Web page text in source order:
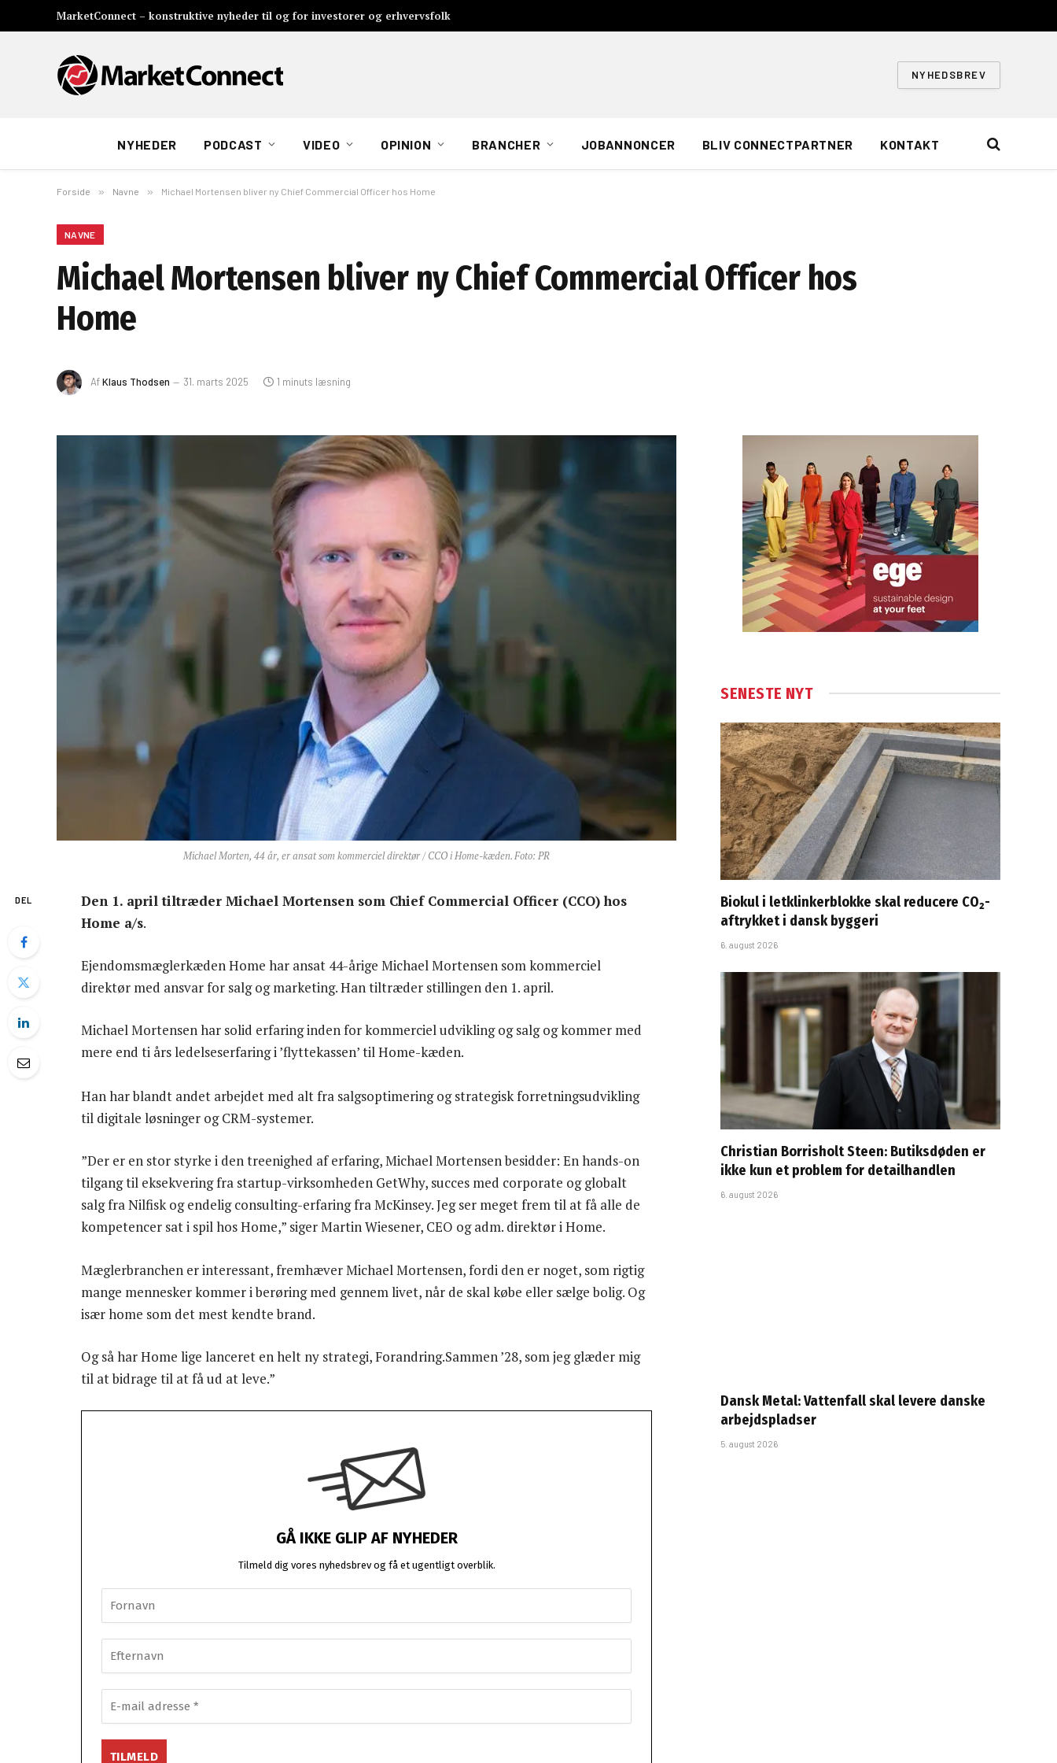
MarketConnect – konstruktive nyheder til og for investorer og erhvervsfolk
NYHEDSBREV
NYHEDER PODCAST VIDEO OPINION BRANCHER JOBANNONCER BLIV CONNECTPARTNER KONTAKT
Forside » Navne » Michael Mortensen bliver ny Chief Commercial Officer hos Home
NAVNE
Michael Mortensen bliver ny Chief Commercial Officer hos
Home
AfKlaus Thodsen 31. marts 2025 1 minuts læsning
Michael Morten, 44 år, er ansat som kommerciel direktør / CCO i Home-kæden. Foto: PR
DEL
Den 1. april tiltræder Michael Mortensen som Chief Commercial Officer (CCO) hos
Home a/s.
Ejendomsmæglerkæden Home har ansat 44-årige Michael Mortensen som kommerciel
direktør med ansvar for salg og marketing. Han tiltræder stillingen den 1. april.
Michael Mortensen har solid erfaring inden for kommerciel udvikling og salg og kommer med
mere end ti års ledelseserfaring i ’flyttekassen’ til Home-kæden.
Han har blandt andet arbejdet med alt fra salgsoptimering og strategisk forretningsudvikling
til digitale løsninger og CRM-systemer.
”Der er en stor styrke i den treenighed af erfaring, Michael Mortensen besidder: En hands-on
tilgang til eksekvering fra startup-virksomheden GetWhy, succes med corporate og globalt
salg fra Nilfisk og endelig consulting-erfaring fra McKinsey. Jeg ser meget frem til at få alle de
kompetencer sat i spil hos Home,” siger Martin Wiesener, CEO og adm. direktør i Home.
Mæglerbranchen er interessant, fremhæver Michael Mortensen, fordi den er noget, som rigtig
mange mennesker kommer i berøring med gennem livet, når de skal købe eller sælge bolig. Og
især home som det mest kendte brand.
Og så har Home lige lanceret en helt ny strategi, Forandring.Sammen ’28, som jeg glæder mig
til at bidrage til at få ud at leve.”
GÅ IKKE GLIP AF NYHEDER
Tilmeld dig vores nyhedsbrev og få et ugentligt overblik.
SENESTE NYT
Biokul i letklinkerblokke skal reducere CO₂-
aftrykket i dansk byggeri
6. august 2026
Christian Borrisholt Steen: Butiksdøden er
ikke kun et problem for detailhandlen
6. august 2026
Dansk Metal: Vattenfall skal levere danske
arbejdspladser
5. august 2026